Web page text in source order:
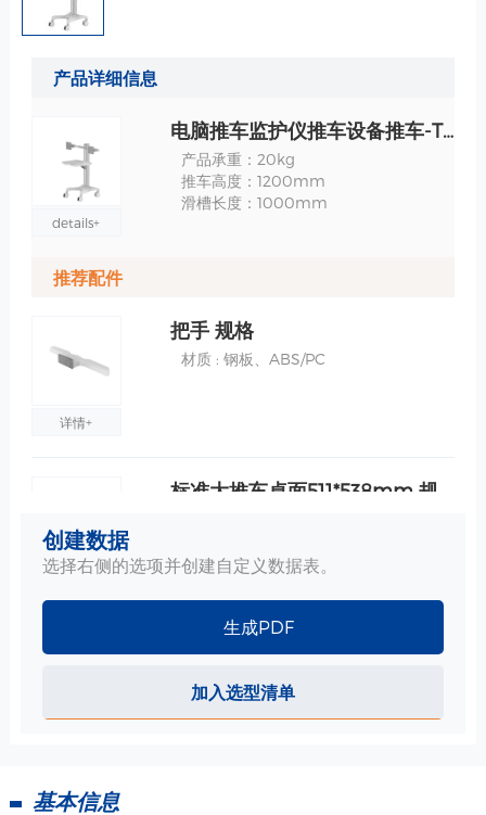
产品详细信息
details+
电脑推车监护仪推车设备推车-TR700-200-XX 规格
产品承重：20kg
推车高度：1200mm
滑槽长度：1000mm
推荐配件
详情+
把手 规格
材质 : 钢板、ABS/PC
材质 : 钢板、ABS/PC
双显示器 安装支架VESA接口 规格
创建数据
选择右侧的选项并创建自定义数据表。
生成PDF
加入选型清单
基本信息